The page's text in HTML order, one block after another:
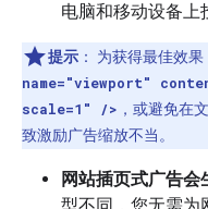
电脑和移动设备上
提示 ： 为获得最佳效
name="viewport"
scale=1" /> ，或避免在
致激励广告缩放不当。
网站插页式广告会